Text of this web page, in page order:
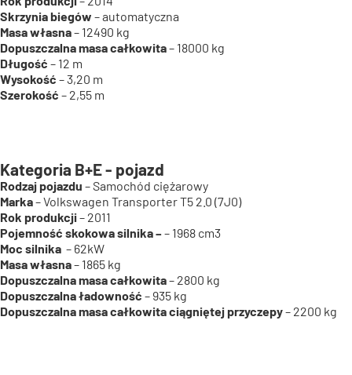
Skrzynia biegów – automatyczna
Masa własna– 12490 kg
Dopuszczalna masa całkowita– 18000 kg
Długość – 12 m
Wysokość – 3,20 m
Szerokość – 2,55 m
Kategoria B+E - pojazd
Rodzaj pojazdu – Samochód ciężarowy
Marka– Volkswagen Transporter T5 2.0 (7J0)
Rok produkcji– 2011
Pojemność skokowa silnika –– 1968 cm3
Moc silnika – 62kW
Masa własna– 1865 kg
Dopuszczalna masa całkowita– 2800 kg
Dopuszczalna ładowność – 935 kg
Dopuszczalna masa całkowita ciągniętej przyczepy– 2200 kg